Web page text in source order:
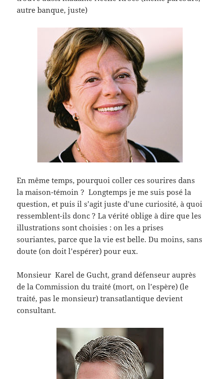
autre banque, juste)
En même temps, pourquoi coller ces sourires dans
la maison-témoin ? Longtemps je me suis posé la
question, et puis il s’agit juste d’une curiosité, à quoi
ressemblent-ils donc ? La vérité oblige à dire que les
illustrations sont choisies : on les a prises
souriantes, parce que la vie est belle. Du moins, sans
doute (on doit l’espérer) pour eux.
Monsieur Karel de Gucht, grand défenseur auprès
de la Commission du traité (mort, on l’espère) (le
traité, pas le monsieur) transatlantique devient
consultant.